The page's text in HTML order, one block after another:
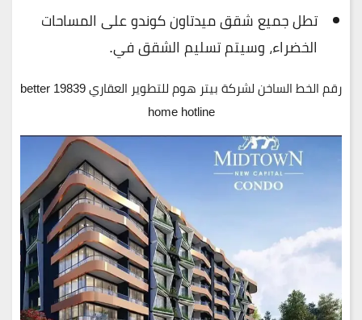
تطل جميع شقق ميدتاون كوندو على المساحات
الخضراء، وسيتم تسليم الشقق في.
رقم الخط الساخن لشركة بيتر هوم للتطوير العقاري 19839 better
home hotline